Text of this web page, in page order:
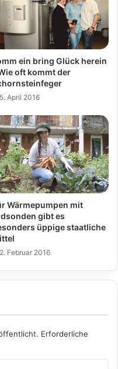
ein bring Glück herein
oft kommt der
5. April 2016
Wärmepumpen mit
gibt es
üppige staatliche
2. Februar 2016
Erforderliche